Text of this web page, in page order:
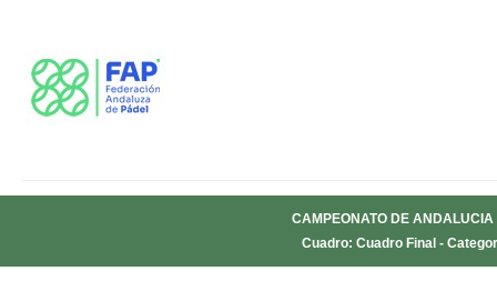
CAMPEONATO DE ANDALUCIA
Cuadro: Cuadro Final -